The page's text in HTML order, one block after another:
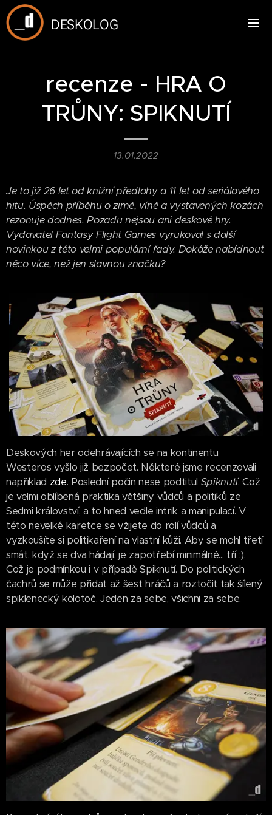
DESKOLOG
recenze - HRA O
TRŮNY: SPIKNUTÍ
13.01.2022
Je to již 26 let od knižní předlohy a 11 let od seriálového
hitu. Úspěch příběhu o zimě, víně a vystavených kozách
rezonuje dodnes. Pozadu nejsou ani deskové hry.
Vydavatel Fantasy Flight Games vyrukoval s další
novinkou z této velmi populární řady. Dokáže nabídnout
něco více, než jen slavnou značku?
Deskových her odehrávajících se na kontinentu
Westeros vyšlo již bezpočet. Některé jsme recenzovali
například zde. Poslední počin nese podtitul Spiknutí. Což
je velmi oblíbená praktika většiny vůdců a politiků ze
Sedmi království, a to hned vedle intrik a manipulací. V
této nevelké karetce se vžijete do rolí vůdců a
vyzkoušíte si politikaření na vlastní kůži. Aby se mohl třetí
smát, když se dva hádají, je zapotřebí minimálně... tří :).
Což je podmínkou i v případě Spiknutí. Do politických
čachrů se může přidat až šest hráčů a roztočit tak šílený
spiklenecký kolotoč. Jeden za sebe, všichni za sebe.